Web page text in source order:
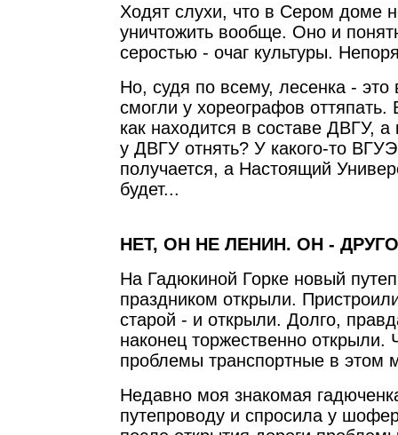
Ходят слухи, что в Сером доме
уничтожить вообще. Оно и
серостью - очаг культуры.
Но, судя по всему, лесенка -
смогли у хореографов
как находится в составе ДВГУ, а
у ДВГУ отнять? У какого-то
получается, а Настоящий
будет...
НЕТ, ОН НЕ ЛЕНИН. ОН -
На Гадюкиной Горке новый
праздником открыли.
старой - и открыли. Долго,
наконец торжественно открыли.
проблемы транспортные в этом
Недавно моя знакомая
путепроводу и спросила у